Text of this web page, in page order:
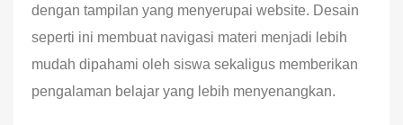
dengan tampilan yang menyerupai website. Desain
seperti ini membuat navigasi materi menjadi lebih
mudah dipahami oleh siswa sekaligus memberikan
pengalaman belajar yang lebih menyenangkan.